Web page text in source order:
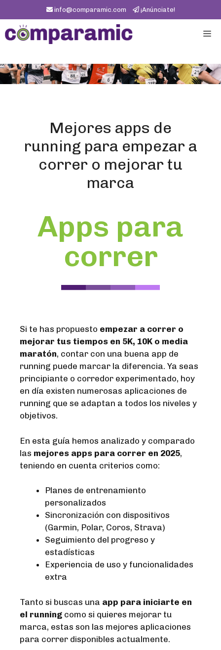
info@comparamic.com ¡Anúnciate!
Mejores apps de
running para empezar a
correr o mejorar tu
marca
Apps para
correr
Si te has propuesto empezar a correr o
mejorar tus tiempos en 5K, 10K o media
maratón, contar con una buena app de
running puede marcar la diferencia. Ya seas
principiante o corredor experimentado, hoy
en día existen numerosas aplicaciones de
running que se adaptan a todos los niveles y
objetivos.
En esta guía hemos analizado y comparado
las mejores apps para correr en 2025,
teniendo en cuenta criterios como:
Planes de entrenamiento
personalizados
Sincronización con dispositivos
(Garmin, Polar, Coros, Strava)
Seguimiento del progreso y
estadísticas
Experiencia de uso y funcionalidades
extra
Tanto si buscas una app para iniciarte en
el running como si quieres mejorar tu
marca, estas son las mejores aplicaciones
para correr disponibles actualmente.